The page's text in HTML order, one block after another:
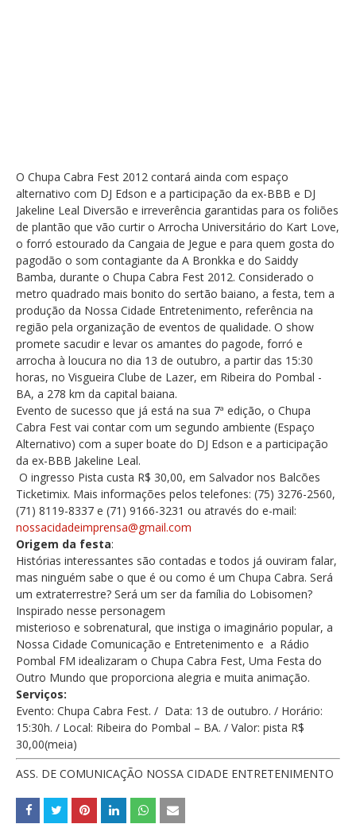
O Chupa Cabra Fest 2012 contará ainda com espaço
alternativo com DJ Edson e a participação da ex-BBB e DJ
Jakeline Leal Diversão e irreverência garantidas para os foliões
de plantão que vão curtir o Arrocha Universitário do Kart Love,
o forró estourado da Cangaia de Jegue e para quem gosta do
pagodão o som contagiante da A Bronkka e do Saiddy
Bamba, durante o Chupa Cabra Fest 2012. Considerado o
metro quadrado mais bonito do sertão baiano, a festa, tem a
produção da Nossa Cidade Entretenimento, referência na
região pela organização de eventos de qualidade. O show
promete sacudir e levar os amantes do pagode, forró e
arrocha à loucura no dia 13 de outubro, a partir das 15:30
horas, no Visgueira Clube de Lazer, em Ribeira do Pombal -
BA, a 278 km da capital baiana.
Evento de sucesso que já está na sua 7ª edição, o Chupa
Cabra Fest vai contar com um segundo ambiente (Espaço
Alternativo) com a super boate do DJ Edson e a participação
da ex-BBB Jakeline Leal.
O ingresso Pista custa R$ 30,00, em Salvador nos Balcões
Ticketimix. Mais informações pelos telefones: (75) 3276-2560,
(71) 8119-8337 e (71) 9166-3231 ou através do e-mail:
nossacidadeimprensa@gmail.com
Origem da festa:
Histórias interessantes são contadas e todos já ouviram falar,
mas ninguém sabe o que é ou como é um Chupa Cabra. Será
um extraterrestre? Será um ser da família do Lobisomen?
Inspirado nesse personagem
misterioso e sobrenatural, que instiga o imaginário popular, a
Nossa Cidade Comunicação e Entretenimento e a Rádio
Pombal FM idealizaram o Chupa Cabra Fest, Uma Festa do
Outro Mundo que proporciona alegria e muita animação.
Serviços:
Evento: Chupa Cabra Fest. / Data: 13 de outubro. / Horário:
15:30h. / Local: Ribeira do Pombal – BA. / Valor: pista R$
30,00(meia)
ASS. DE COMUNICAÇÃO NOSSA CIDADE ENTRETENIMENTO